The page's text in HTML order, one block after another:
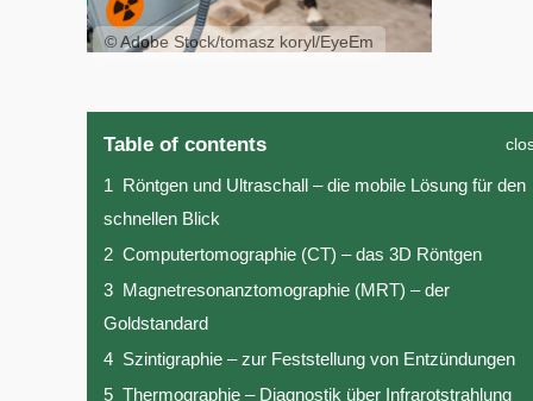
© Adobe Stock/tomasz koryl/EyeEm
Table of contents
1 Röntgen und Ultraschall – die mobile Lösung für den
schnellen Blick
2 Computertomographie (CT) – das 3D Röntgen
3 Magnetresonanztomographie (MRT) – der
Goldstandard
4 Szintigraphie – zur Feststellung von Entzündungen
5 Thermographie – Diagnostik über Infrarotstrahlung